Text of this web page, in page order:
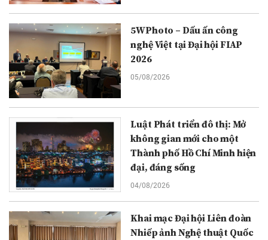
5WPhoto – Dấu ấn công
nghệ Việt tại Đại hội FIAP
2026
05/08/2026
Luật Phát triển đô thị: Mở
không gian mới cho một
Thành phố Hồ Chí Minh hiện
đại, đáng sống
04/08/2026
Khai mạc Đại hội Liên đoàn
Nhiếp ảnh Nghệ thuật Quốc